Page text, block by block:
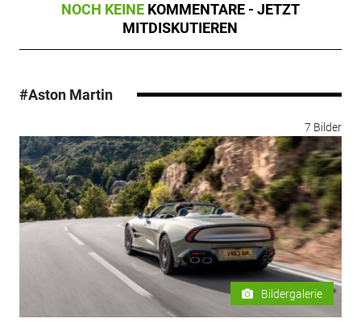
NOCH KEINE KOMMENTARE - JETZT
MITDISKUTIEREN
#Aston Martin
7 Bilder
Bildergalerie